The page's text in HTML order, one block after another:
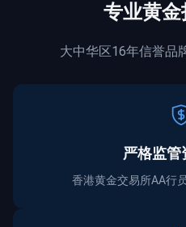
专业黄
大中华区16年信誉品
严格监管
香港黄金交易所AA行